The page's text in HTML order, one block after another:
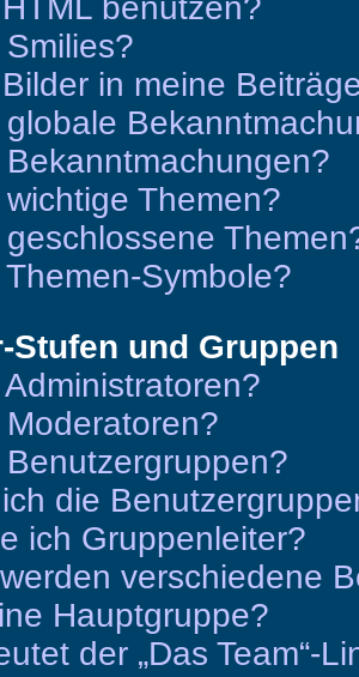
benutzen?
in meine
Themen?
Symbole?
Stufen und Gruppen
die
ich Gruppenleiter?
verschiedene
Hauptgruppe?
der „Das Team“-